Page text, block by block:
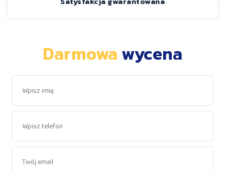
Darmowa wycena